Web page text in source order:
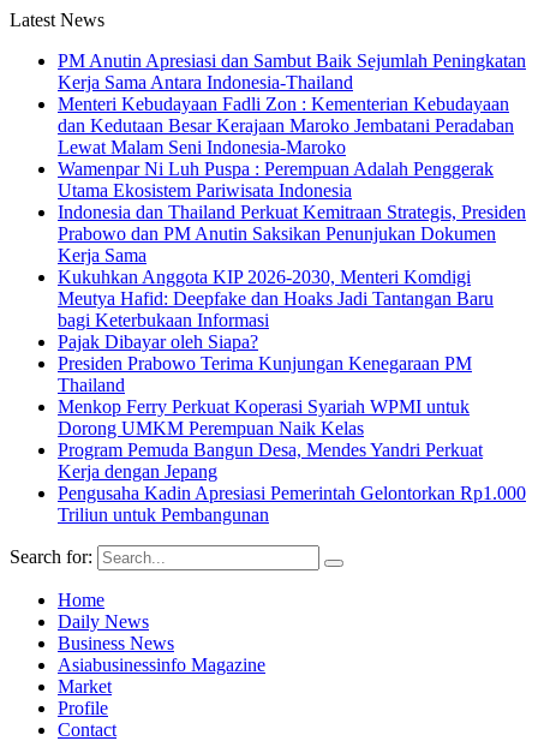
Latest News
PM Anutin Apresiasi dan Sambut Baik Sejumlah Peningkatan
Kerja Sama Antara Indonesia-Thailand
Menteri Kebudayaan Fadli Zon : Kementerian Kebudayaan
dan Kedutaan Besar Kerajaan Maroko Jembatani Peradaban
Lewat Malam Seni Indonesia-Maroko
Wamenpar Ni Luh Puspa : Perempuan Adalah Penggerak
Utama Ekosistem Pariwisata Indonesia
Indonesia dan Thailand Perkuat Kemitraan Strategis, Presiden
Prabowo dan PM Anutin Saksikan Penunjukan Dokumen
Kerja Sama
Kukuhkan Anggota KIP 2026-2030, Menteri Komdigi
Meutya Hafid: Deepfake dan Hoaks Jadi Tantangan Baru
bagi Keterbukaan Informasi
Pajak Dibayar oleh Siapa?
Presiden Prabowo Terima Kunjungan Kenegaraan PM
Thailand
Menkop Ferry Perkuat Koperasi Syariah WPMI untuk
Dorong UMKM Perempuan Naik Kelas
Program Pemuda Bangun Desa, Mendes Yandri Perkuat
Kerja dengan Jepang
Pengusaha Kadin Apresiasi Pemerintah Gelontorkan Rp1.000
Triliun untuk Pembangunan
Search for:
Home
Daily News
Business News
Asiabusinessinfo Magazine
Market
Profile
Contact